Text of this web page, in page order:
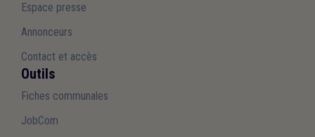
Espace presse
Annonceurs
Contact et accès
Outils
Fiches communales
JobCom